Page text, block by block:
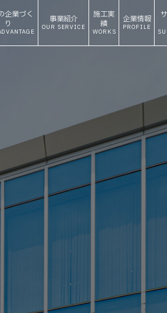
企業づく
り
事業紹介
OUR SERVICE
施工実
績
WORKS
企業情報
PROFILE